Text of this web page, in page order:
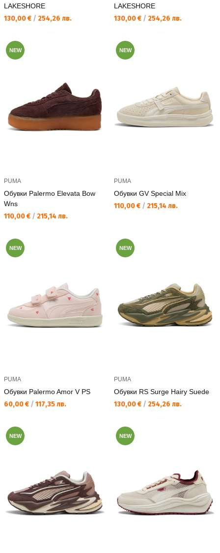
LAKESHORE
Текуща цена:
130,00 € / 254,26 лв.
LAKESHORE
Текуща цена:
130,00 € / 254,26 лв.
NEW
PUMA
Обувки Palermo Elevata Bow
Wns
Текуща цена:
110,00 € / 215,14 лв.
NEW
PUMA
Обувки GV Special Mix
Текуща цена:
110,00 € / 215,14 лв.
NEW
PUMA
Обувки Palermo Amor V PS
Текуща цена:
60,00 € / 117,35 лв.
NEW
PUMA
Обувки RS Surge Hairy Suede
Текуща цена:
130,00 € / 254,26 лв.
NEW NEW